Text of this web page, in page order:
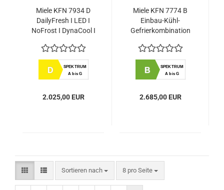
Miele KFN 7934 D
DailyFresh I LED I
NoFrost I DynaCool I
Kühl-
Gefrierkombination
XXL 194cm
Nischenhöhe
D
SPEKTRUM
A bis G
2.025,00 EUR
Miele KFN 7774 B
Einbau-Kühl-
Gefrierkombination
B
SPEKTRUM
A bis G
2.685,00 EUR
Sortieren nach
Sortieren nach 8 pro Seite
pro Seite